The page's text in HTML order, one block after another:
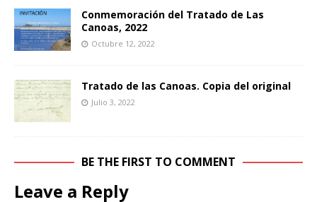
Conmemoración del Tratado de Las
Canoas, 2022
Octubre 12, 2022
Tratado de las Canoas. Copia del original
Julio 3, 2022
BE THE FIRST TO COMMENT
Leave a Reply